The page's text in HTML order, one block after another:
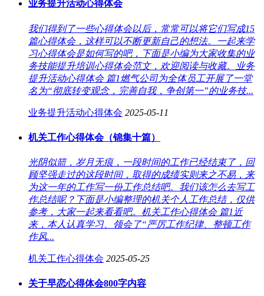
业务提升活动心得体会
我们得到了一些心得体会以后，常常可以将它们写成15
篇心得体会，这样可以不断更新自己的想法。一起来学
习心得体会是如何写的吧，下面是小编为大家收集的业
务技能提升培训心得体会范文，欢迎阅读与收藏。业务
提升活动心得体会 篇1燃气公司为全体员工开展了一堂
名为“彻底转变观念，完善自我，争创第一”的业务技...
业务提升活动心得体会 2025-05-11
机关工作心得体会（锦集十篇）
光阴似箭，岁月无痕，一段时间的工作已经结束了，回
顾坚强走过的这段时间，取得的成绩实则来之不易，来
为这一年的工作写一份工作总结吧。我们该怎么去写工
作总结呢？下面是小编整理的机关个人工作总结，仅供
参考，大家一起来看看吧。机关工作心得体会 篇1近
来，本人认真学习、领会了“严厉工作纪律、整顿工作
作风...
机关工作心得体会 2025-05-25
关于早恋心得体会800字内容